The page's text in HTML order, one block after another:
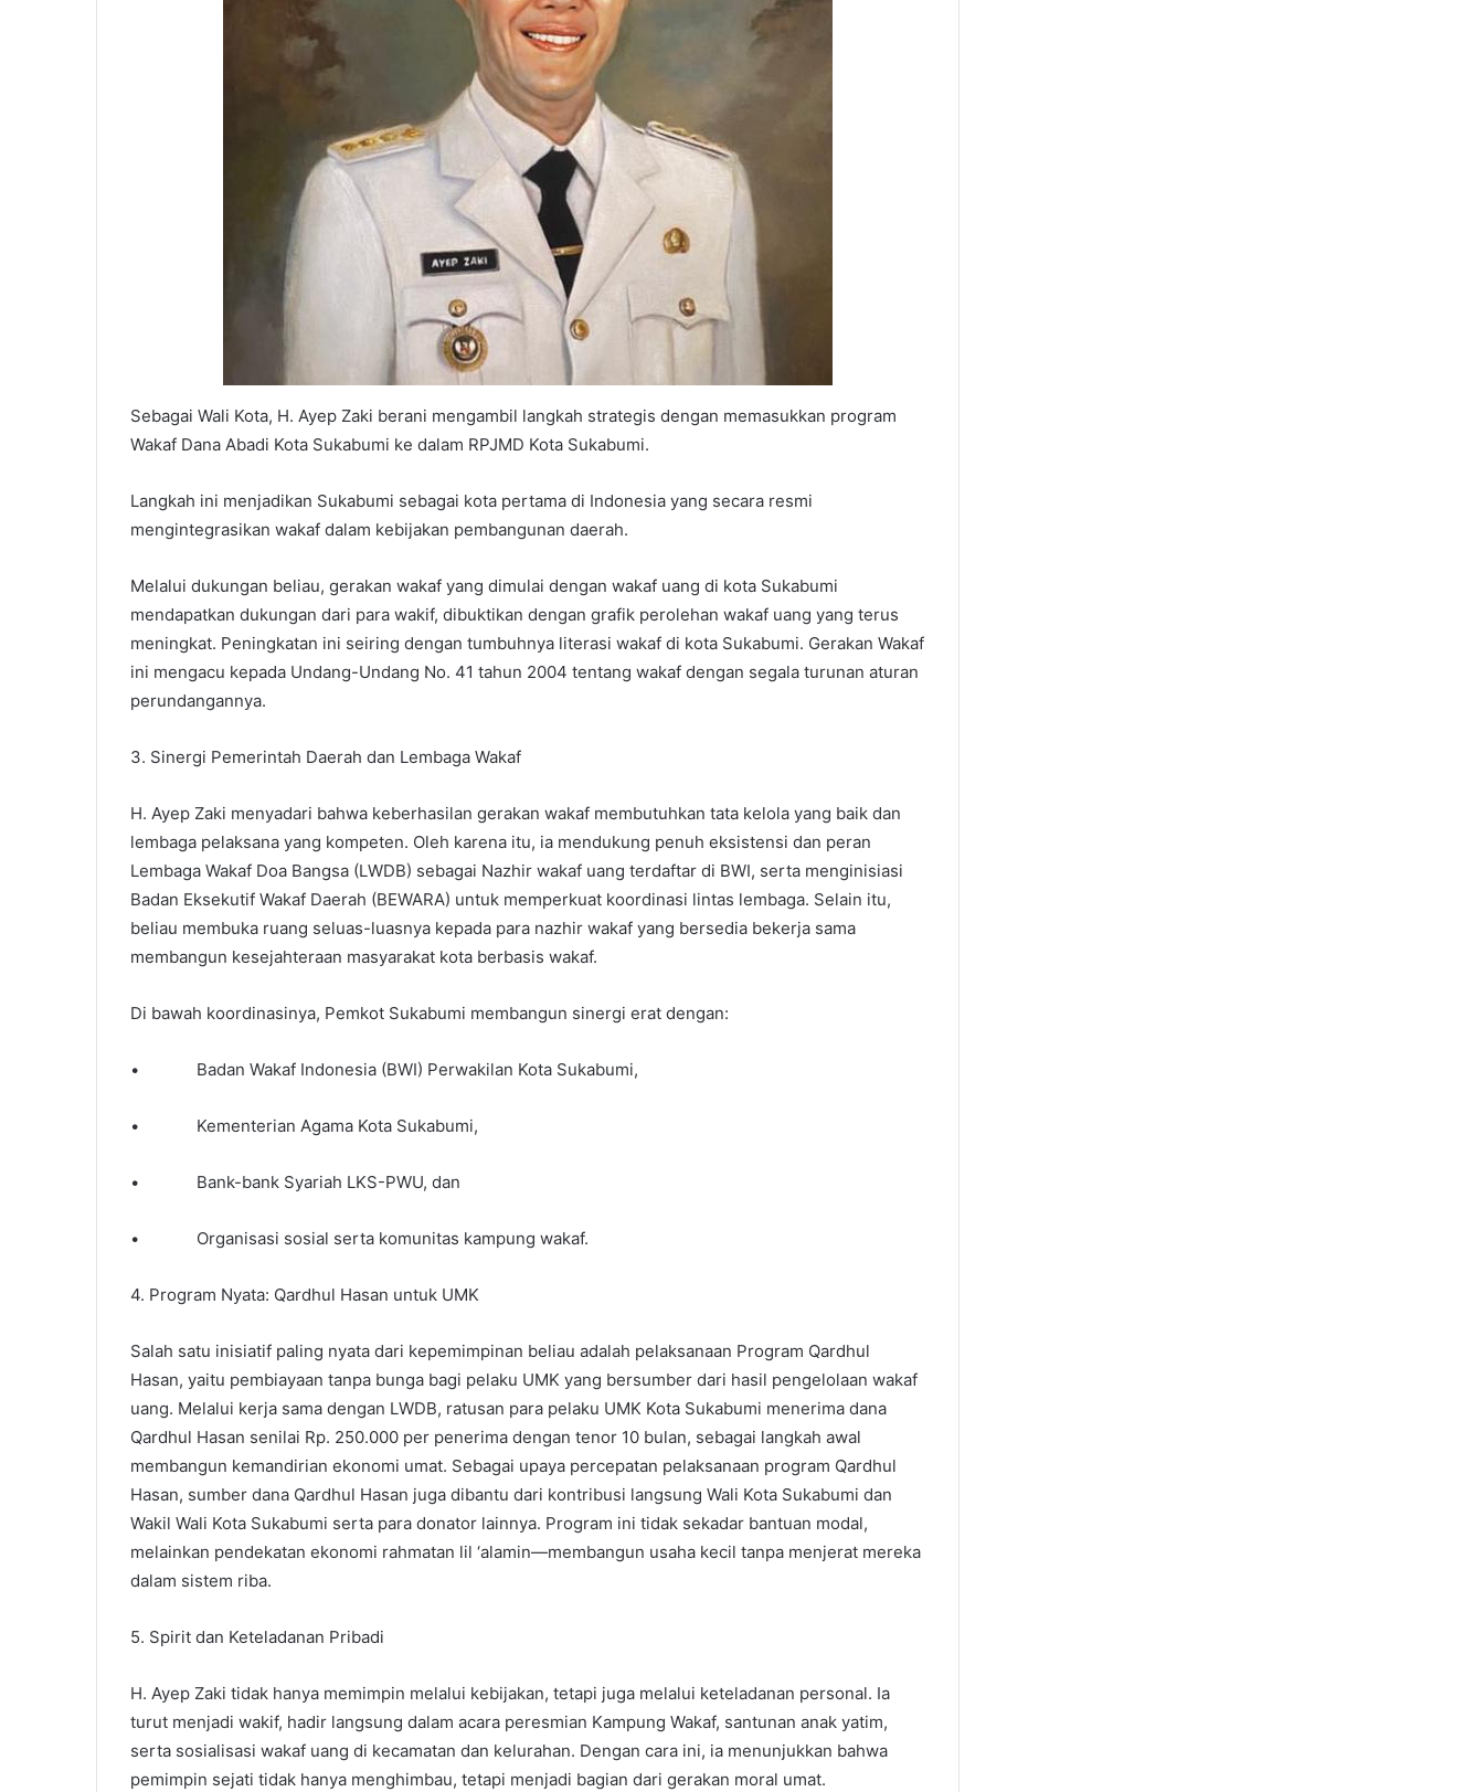
Sebagai Wali Kota, H. Ayep Zaki berani mengambil langkah strategis dengan memasukkan program
Wakaf Dana Abadi Kota Sukabumi ke dalam RPJMD Kota Sukabumi.
Langkah ini menjadikan Sukabumi sebagai kota pertama di Indonesia yang secara resmi
mengintegrasikan wakaf dalam kebijakan pembangunan daerah.
Melalui dukungan beliau, gerakan wakaf yang dimulai dengan wakaf uang di kota Sukabumi
mendapatkan dukungan dari para wakif, dibuktikan dengan grafik perolehan wakaf uang yang terus
meningkat. Peningkatan ini seiring dengan tumbuhnya literasi wakaf di kota Sukabumi. Gerakan Wakaf
ini mengacu kepada Undang-Undang No. 41 tahun 2004 tentang wakaf dengan segala turunan aturan
perundangannya.
3. Sinergi Pemerintah Daerah dan Lembaga Wakaf
H. Ayep Zaki menyadari bahwa keberhasilan gerakan wakaf membutuhkan tata kelola yang baik dan
lembaga pelaksana yang kompeten. Oleh karena itu, ia mendukung penuh eksistensi dan peran
Lembaga Wakaf Doa Bangsa (LWDB) sebagai Nazhir wakaf uang terdaftar di BWI, serta menginisiasi
Badan Eksekutif Wakaf Daerah (BEWARA) untuk memperkuat koordinasi lintas lembaga. Selain itu,
beliau membuka ruang seluas-luasnya kepada para nazhir wakaf yang bersedia bekerja sama
membangun kesejahteraan masyarakat kota berbasis wakaf.
Di bawah koordinasinya, Pemkot Sukabumi membangun sinergi erat dengan:
• Badan Wakaf Indonesia (BWI) Perwakilan Kota Sukabumi,
• Kementerian Agama Kota Sukabumi,
• Bank-bank Syariah LKS-PWU, dan
• Organisasi sosial serta komunitas kampung wakaf.
4. Program Nyata: Qardhul Hasan untuk UMK
Salah satu inisiatif paling nyata dari kepemimpinan beliau adalah pelaksanaan Program Qardhul
Hasan, yaitu pembiayaan tanpa bunga bagi pelaku UMK yang bersumber dari hasil pengelolaan wakaf
uang. Melalui kerja sama dengan LWDB, ratusan para pelaku UMK Kota Sukabumi menerima dana
Qardhul Hasan senilai Rp. 250.000 per penerima dengan tenor 10 bulan, sebagai langkah awal
membangun kemandirian ekonomi umat. Sebagai upaya percepatan pelaksanaan program Qardhul
Hasan, sumber dana Qardhul Hasan juga dibantu dari kontribusi langsung Wali Kota Sukabumi dan
Wakil Wali Kota Sukabumi serta para donator lainnya. Program ini tidak sekadar bantuan modal,
melainkan pendekatan ekonomi rahmatan lil ‘alamin—membangun usaha kecil tanpa menjerat mereka
dalam sistem riba.
5. Spirit dan Keteladanan Pribadi
H. Ayep Zaki tidak hanya memimpin melalui kebijakan, tetapi juga melalui keteladanan personal. Ia
turut menjadi wakif, hadir langsung dalam acara peresmian Kampung Wakaf, santunan anak yatim,
serta sosialisasi wakaf uang di kecamatan dan kelurahan. Dengan cara ini, ia menunjukkan bahwa
pemimpin sejati tidak hanya menghimbau, tetapi menjadi bagian dari gerakan moral umat.